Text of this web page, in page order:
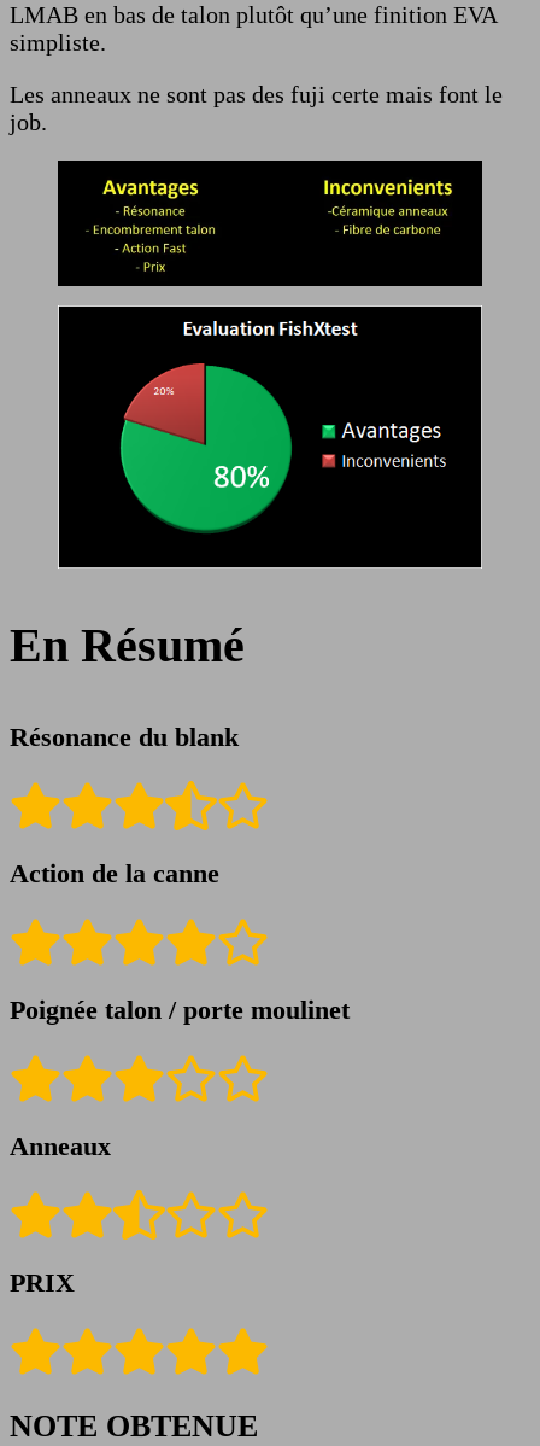
LMAB en bas de talon plutôt qu’une finition EVA
simpliste.
Les anneaux ne sont pas des fuji certe mais font le
job.
En Résumé
Résonance du blank
Action de la canne
Poignée talon / porte moulinet
Anneaux
PRIX
NOTE OBTENUE